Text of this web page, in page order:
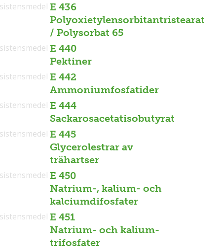
E 436
Polyoxietylensorbitantristearat
/ Polysorbat 65
E 440
Pektiner
E 442
Ammoniumfosfatider
E 444
Sackarosacetatisobutyrat
E 445
Glycerolestrar av
trähartser
E 450
Natrium-, kalium- och
kalciumdifosfater
E 451
Natrium- och kalium-
trifosfater